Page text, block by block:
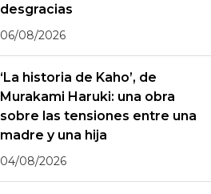
desgracias
06/08/2026
‘La historia de Kaho’, de
Murakami Haruki: una obra
sobre las tensiones entre una
madre y una hija
04/08/2026